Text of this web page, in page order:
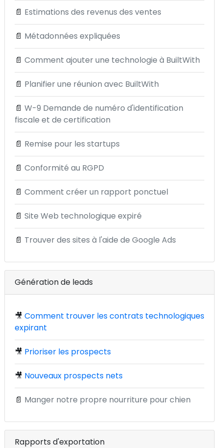
📄 Estimations des revenus des ventes
📄 Métadonnées expliquées
📄 Comment ajouter une technologie à BuiltWith
📄 Planifier une réunion avec BuiltWith
📄 W-9 Demande de numéro d'identification
fiscale et de certification
📄 Remise pour les startups
📄 Conformité au RGPD
📄 Comment créer un rapport ponctuel
📄 Site Web technologique expiré
📄 Trouver des sites à l'aide de Google Ads
Génération de leads
🎥 Comment trouver les contrats technologiques
expirant
🎥 Prioriser les prospects
🎥 Nouveaux prospects nets
📄 Manger notre propre nourriture pour chien
Rapports d'exportation